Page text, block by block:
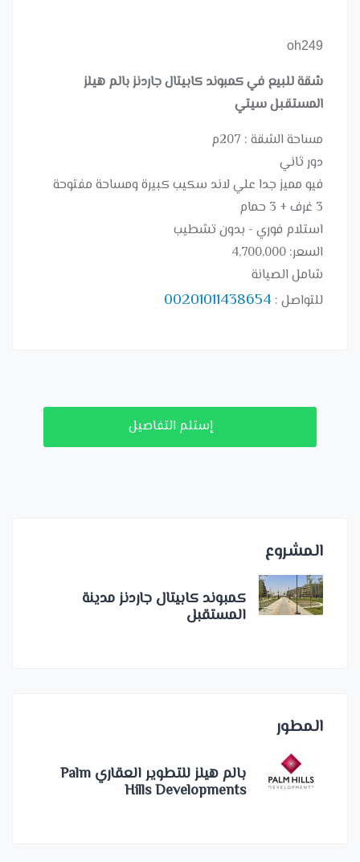
oh249
شقة للبيع في كمبوند كابيتال جاردنز بالم هيلز
المستقبل سيتي
مساحة الشقة : 207م
دور ثاني
فيو مميز جدا علي لاند سكيب كبيرة ومساحة مفتوحة
3 غرف + 3 حمام
استلام فوري - بدون تشطيب
السعر: 4,700,000
شامل الصيانة
للتواصل :
00201011438654
إستلم التفاصيل
المشروع
كمبوند كابيتال جاردنز مدينة
المستقبل
المطور
بالم هيلز للتطوير العقاري Palm
Hills Developments